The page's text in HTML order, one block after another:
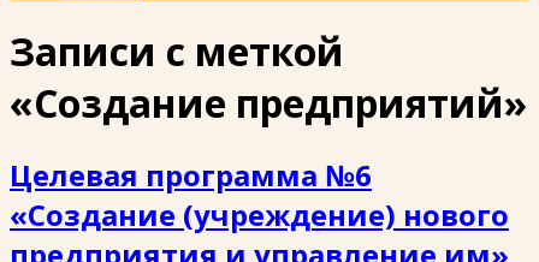
Записи с меткой
«Создание предприятий»
Целевая программа №6
«Создание (учреждение) нового
предприятия и управление им»